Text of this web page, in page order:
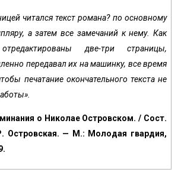
читался текст романа? по основному
а затем все замеча­ний к нему. Как
две-три страницы,
передавал их на ма­шинку, все время
печатание окончательного текста не
о Николае Островском. / Сост.
Островская. — М.: Молодая гвардия,